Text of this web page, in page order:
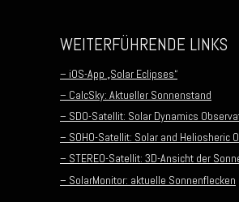
WEITERFÜHRENDE LINKS
– iOS-App „Solar Eclipses“
– CalcSky: Aktueller Sonnenstand
– SDO-Satellit: Solar Dynamics
– SOHO-Satellit: Solar and Heliosheric
– STEREO-Satellit: 3D-Ansicht der
– SolarMonitor: aktuelle Sonnenflecken